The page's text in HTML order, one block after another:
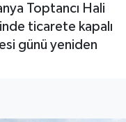
Toptancı Hali
ticarete kapalı
günü yeniden